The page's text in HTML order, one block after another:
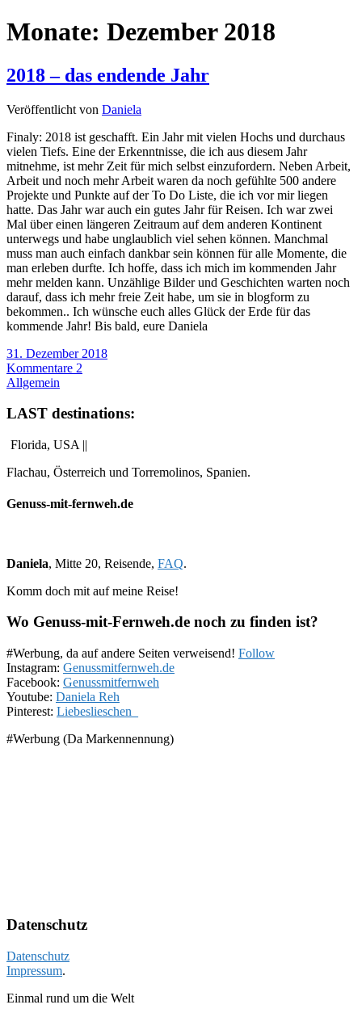
Monate: Dezember 2018
2018 – das endende Jahr
Veröffentlicht von Daniela
Finaly: 2018 ist geschafft. Ein Jahr mit vielen Hochs und durchaus
vielen Tiefs. Eine der Erkenntnisse, die ich aus diesem Jahr
mitnehme, ist mehr Zeit für mich selbst einzufordern. Neben Arbeit,
Arbeit und noch mehr Arbeit waren da noch gefühlte 500 andere
Projekte und Punkte auf der To Do Liste, die ich vor mir liegen
hatte. Das Jahr war auch ein gutes Jahr für Reisen. Ich war zwei
Mal über einen längeren Zeitraum auf dem anderen Kontinent
unterwegs und habe unglaublich viel sehen können. Manchmal
muss man auch einfach dankbar sein können für alle Momente, die
man erleben durfte. Ich hoffe, dass ich mich im kommenden Jahr
mehr melden kann. Unzählige Bilder und Geschichten warten noch
darauf, dass ich mehr freie Zeit habe, um sie in blogform zu
bekommen.. Ich wünsche euch alles Glück der Erde für das
kommende Jahr! Bis bald, eure Daniela
31. Dezember 2018
Kommentare 2
Allgemein
LAST destinations:
Florida, USA ||
Flachau, Österreich und Torremolinos, Spanien.
Genuss-mit-fernweh.de
Daniela, Mitte 20, Reisende, FAQ.
Komm doch mit auf meine Reise!
Wo Genuss-mit-Fernweh.de noch zu finden ist?
#Werbung, da auf andere Seiten verweisend! Follow
Instagram: Genussmitfernweh.de
Facebook: Genussmitfernweh
Youtube: Daniela Reh
Pinterest: Liebeslieschen_
#Werbung (Da Markennennung)
Datenschutz
Datenschutz
Impressum.
Einmal rund um die Welt